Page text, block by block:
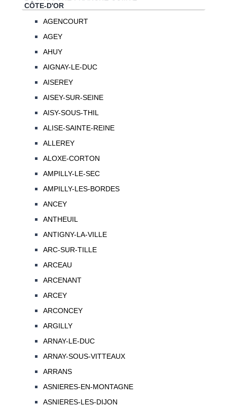
CÔTE-D'OR
AGENCOURT
AGEY
AHUY
AIGNAY-LE-DUC
AISEREY
AISEY-SUR-SEINE
AISY-SOUS-THIL
ALISE-SAINTE-REINE
ALLEREY
ALOXE-CORTON
AMPILLY-LE-SEC
AMPILLY-LES-BORDES
ANCEY
ANTHEUIL
ANTIGNY-LA-VILLE
ARC-SUR-TILLE
ARCEAU
ARCENANT
ARCEY
ARCONCEY
ARGILLY
ARNAY-LE-DUC
ARNAY-SOUS-VITTEAUX
ARRANS
ASNIERES-EN-MONTAGNE
ASNIERES-LES-DIJON